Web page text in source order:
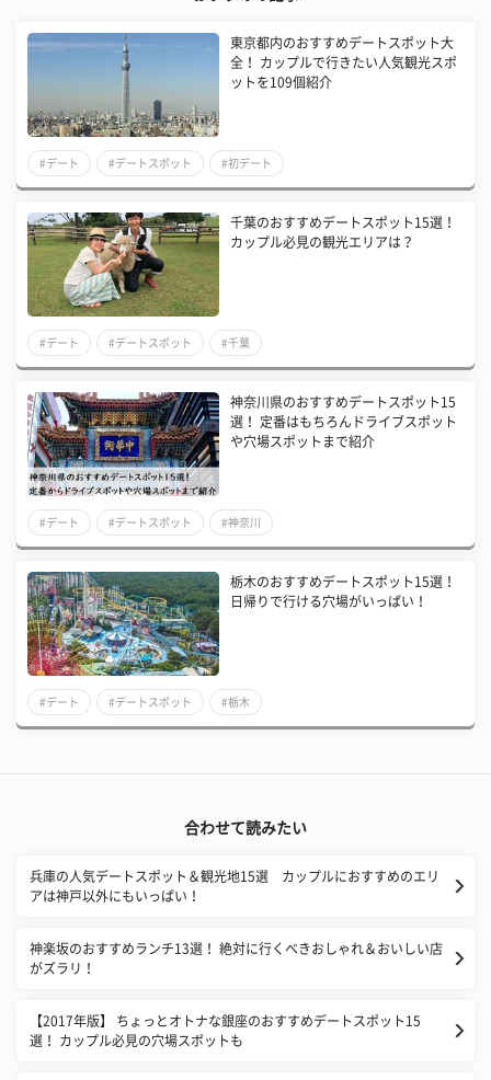
東京都内のおすすめデートスポット大
全！ カップルで行きたい人気観光スポ
ットを109個紹介
#デート #デートスポット #初デート
千葉のおすすめデートスポット15選！
カップル必見の観光エリアは？
#デート #デートスポット #千葉
神奈川県のおすすめデートスポット15
選！ 定番はもちろんドライブスポット
や穴場スポットまで紹介
#デート #デートスポット #神奈川
栃木のおすすめデートスポット15選！
日帰りで行ける穴場がいっぱい！
#デート #デートスポット #栃木
合わせて読みたい
兵庫の人気デートスポット＆観光地15選 カップルにおすすめのエリ
アは神戸以外にもいっぱい！
神楽坂のおすすめランチ13選！ 絶対に行くべきおしゃれ＆おいしい店
がズラリ！
【2017年版】 ちょっとオトナな銀座のおすすめデートスポット15
選！ カップル必見の穴場スポットも